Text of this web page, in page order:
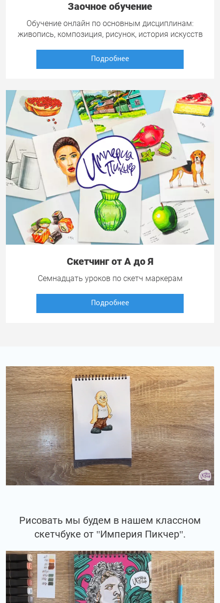
Заочное обучение
Обучение онлайн по основным дисциплинам:
живопись, композиция, рисунок, история искусств
Подробнее
Скетчинг от А до Я
Семнадцать уроков по скетч маркерам
Подробнее
Рисовать мы будем в нашем классном
скетчбуке от "Империя Пикчер".